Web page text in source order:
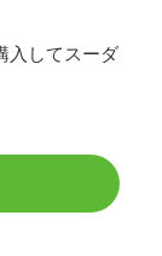
入してスーダ